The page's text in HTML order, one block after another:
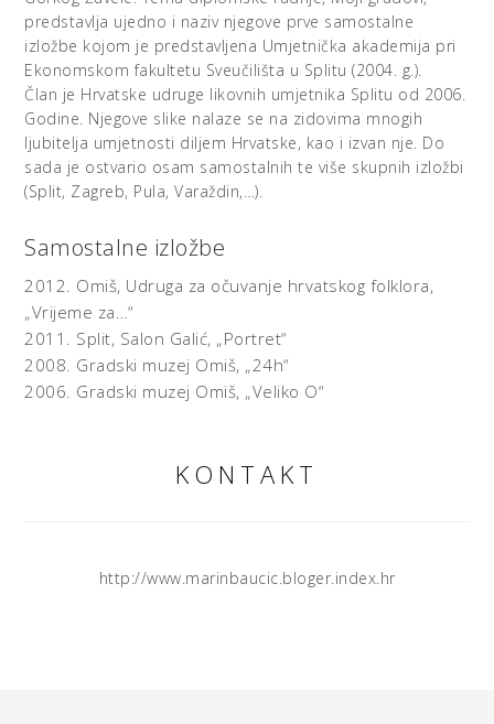
predstavlja ujedno i naziv njegove prve samostalne
izložbe kojom je predstavljena Umjetnička akademija pri
Ekonomskom fakultetu Sveučilišta u Splitu (2004. g.).
Član je Hrvatske udruge likovnih umjetnika Splitu od 2006.
Godine. Njegove slike nalaze se na zidovima mnogih
ljubitelja umjetnosti diljem Hrvatske, kao i izvan nje. Do
sada je ostvario osam samostalnih te više skupnih izložbi
(Split, Zagreb, Pula, Varaždin,…).
Samostalne izložbe
2012. Omiš, Udruga za očuvanje hrvatskog folklora,
„Vrijeme za…“
2011. Split, Salon Galić, „Portret“
2008. Gradski muzej Omiš, „24h“
2006. Gradski muzej Omiš, „Veliko O“
KONTAKT
http://www.marinbaucic.bloger.index.hr